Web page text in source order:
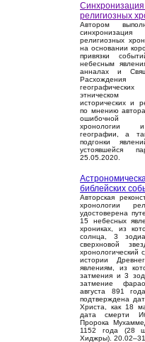
религиозных
Автором
религиозных
на основании
привязки
небесным
анналах и
Расхождения
этническом
исторических и
по мнению
ошибочной
хронологии и
географии, а
подгонки
устоявшейся
25.05.2020.
библейских
Авторская
хронологии
удостоверена
15 небесных
хрониках, из
солнца, 3
сверхновой
хронологический
истории
явлениям, из
затмения и 3
затмение
августа 891
подтверждена
Христа, как 18
дата смерти
Пророка
1152 года (28
Хиджры).